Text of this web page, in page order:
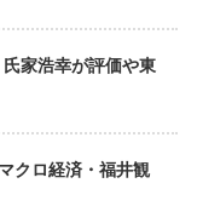
家浩幸が評価や東
クロ経済・福井観